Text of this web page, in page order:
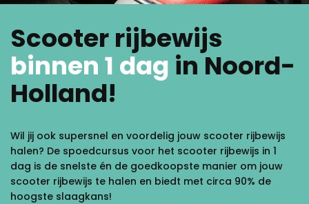
Scooter rijbewijs
binnen 1 dag in Noord-
Holland!
Wil jij ook supersnel en voordelig jouw scooter rijbewijs
halen? De spoedcursus voor het scooter rijbewijs in 1
dag is de snelste én de goedkoopste manier om jouw
scooter rijbewijs te halen en biedt met circa 90% de
hoogste slaagkans!